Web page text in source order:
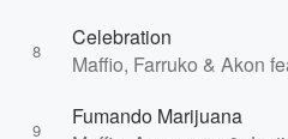
8
Celebration
Maffio, Farruko & Akon
9
Fumando Marijuana